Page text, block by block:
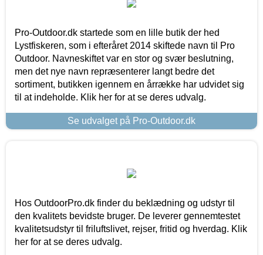
Pro-Outdoor.dk startede som en lille butik der hed
Lystfiskeren, som i efteråret 2014 skiftede navn til Pro
Outdoor. Navneskiftet var en stor og svær beslutning,
men det nye navn repræsenterer langt bedre det
sortiment, butikken igennem en årrække har udvidet sig
til at indeholde. Klik her for at se deres udvalg.
Se udvalget på Pro-Outdoor.dk
Hos OutdoorPro.dk finder du beklædning og udstyr til
den kvalitets bevidste bruger. De leverer gennemtestet
kvalitetsudstyr til friluftslivet, rejser, fritid og hverdag. Klik
her for at se deres udvalg.